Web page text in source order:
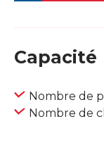
Capacité
Nombre de
Nombre de